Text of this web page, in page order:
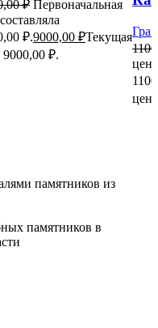
₽ Первоначальная
₽.9000,00 ₽Текущая
9000,00 ₽.
памятников из
памятников в